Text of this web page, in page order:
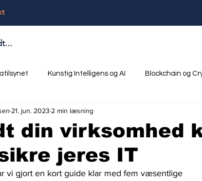
t...
Kunstig Intelligens og AI Blockchain og
Ungdom og Uddannelse
din virksomhed
jeres IT
21. jun. 2023 2 min læsning
vi gjort en kort guide klar med fem væsentlige